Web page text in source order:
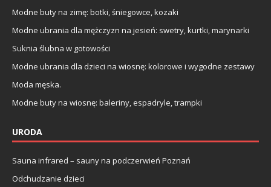
Modne buty na zimę: botki, śniegowce, kozaki
Modne ubrania dla mężczyzn na jesień: swetry, kurtki, marynarki
Suknia ślubna w gotowości
Modne ubrania dla dzieci na wiosnę: kolorowe i wygodne zestawy
Moda męska.
Modne buty na wiosnę: baleriny, espadryle, trampki
URODA
Sauna infrared – sauny na podczerwień Poznań
Odchudzanie dzieci